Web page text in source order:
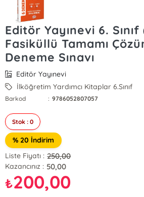
Editör Yayınevi 6. Sınıf
Fasiküllü Tamamı
Deneme Sınavı
Editör Yayınevi
İlköğretim Yardımcı Kitaplar 6.Sınıf
Barkod : 9786052807057
Stok : 0
% 20 İndirim
Liste Fiyatı : 250,00
Kazancınız : 50,00
₺200,00